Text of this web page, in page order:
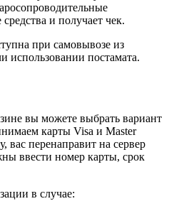
и получает чек.
при самовывозе из
использовании постамата.
вы можете выбрать вариант
карты Visa и Master
вас перенаправит на сервер
ввести номер карты, срок
в случае: